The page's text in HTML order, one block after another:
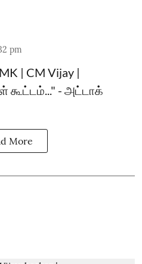
pm
| CM Vijay |
கூட்டம்..." - அட்டாக்
More